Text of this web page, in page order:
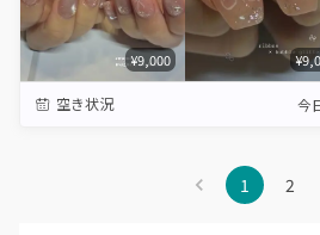
¥9,000
空き状況 今
1 2